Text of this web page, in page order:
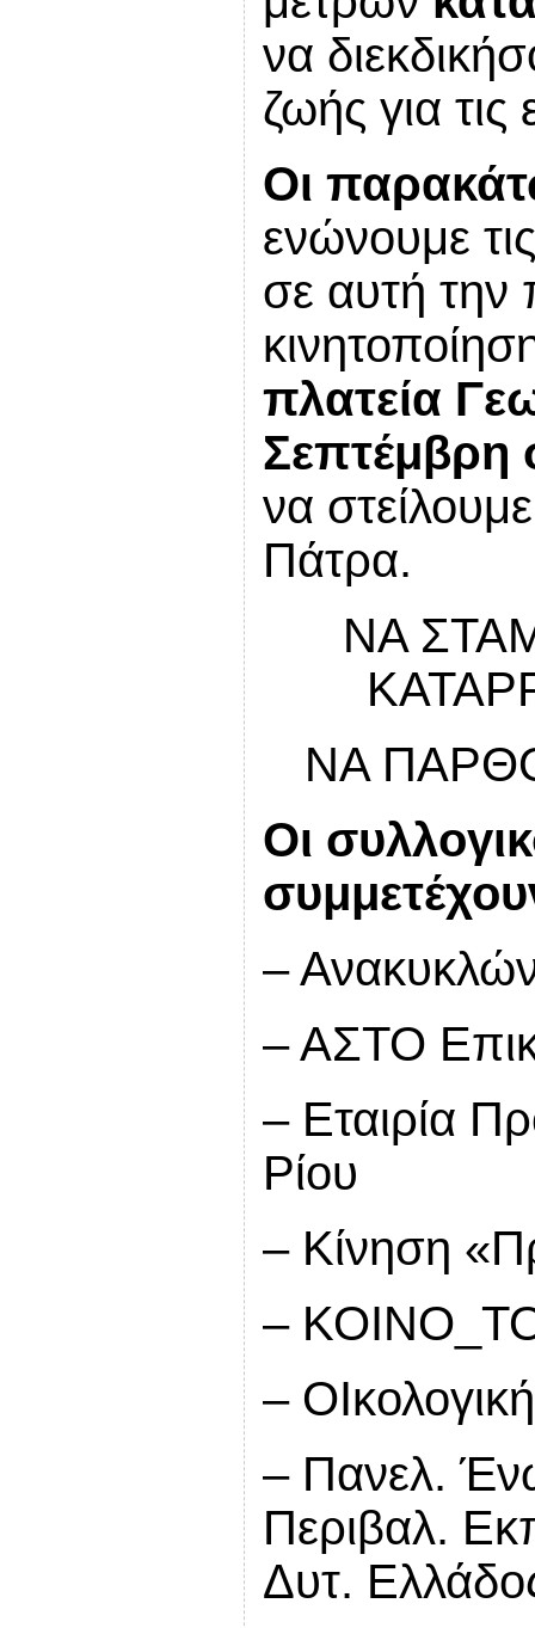
να
ζωής για τις
Οι
ενώνουμε
σε αυτή την
πλατεία
Σεπτέμβρη
να
Πάτρα.
ΝΑ
ΝΑ
Οι
–
– ΑΣΤΟ
– Εταιρία
Ρίου
– Κίνηση
–
–
– Πανελ.
Περιβαλ.
Δυτ.